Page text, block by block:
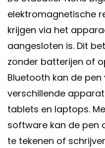
elektromagnetische
krijgen via het
aangesloten is. Dit
zonder batterijen of
Bluetooth kan de
verschillende
tablets en laptops.
software kan de pen
te tekenen of